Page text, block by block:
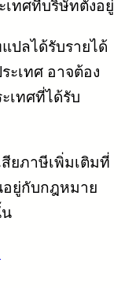
เทศที่บริษัทตั้งอยู่
ปลได้รับรายได้
ะเทศ อาจต้อง
เทศที่ได้รับ
ยภาษีเพิ่มเติมที่
อยู่กับกฎหมาย